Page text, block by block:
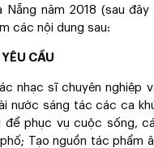
Nẵng năm 2018 (sau
các nội dung sau:
CẦU
nhạc sĩ chuyên nghiệp
nước sáng tác các ca
để phục vụ cuộc sống,
Tạo nguồn tác phẩm